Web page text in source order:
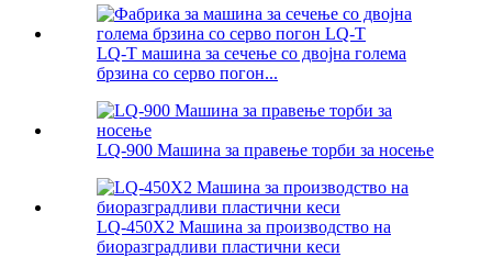
LQ-T машина за сечење со двојна голема
брзина со серво погон...
LQ-900 Машина за правење торби за носење
LQ-450X2 Машина за производство на
биоразградливи пластични кеси